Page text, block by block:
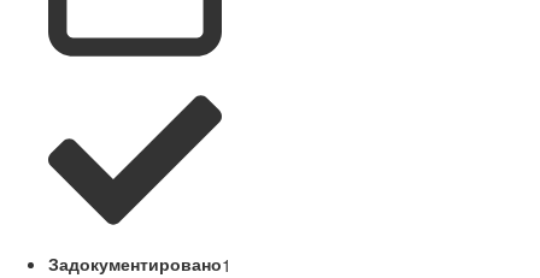
Задокументировано1